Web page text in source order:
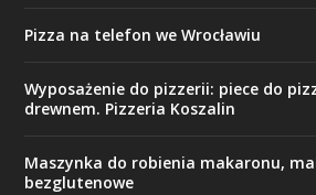
Pizza na telefon we Wrocławiu
Wyposażenie do pizzerii: piece do
drewnem. Pizzeria Koszalin
Maszynka do robienia makaronu,
bezglutenowe